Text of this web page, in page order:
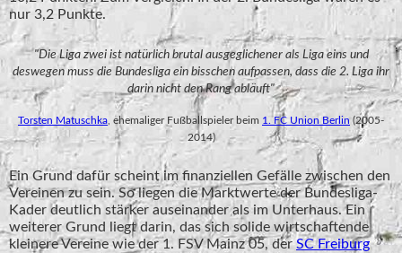
nur 3,2 Punkte.
"Die Liga zwei ist natürlich brutal ausgeglichener als Liga eins und
deswegen muss die Bundesliga ein bisschen aufpassen, dass die 2. Liga ihr
darin nicht den Rang abläuft"
Torsten Matuschka , ehemaliger Fußballspieler beim 1. FC Union Berlin (2005-
2014)
Ein Grund dafür scheint im finanziellen Gefälle zwischen den
Vereinen zu sein. So liegen die Marktwerte der Bundesliga-
Kader deutlich stärker auseinander als im Unterhaus. Ein
weiterer Grund liegt darin, das sich solide wirtschaftende
kleinere Vereine wie der 1. FSV Mainz 05, derSC Freiburg